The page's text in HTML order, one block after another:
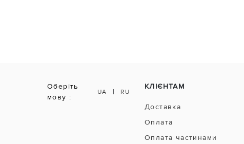
Оберіть
мову :
UA | RU
КЛІЄНТАМ
Доставка
Оплата
Оплата частинами